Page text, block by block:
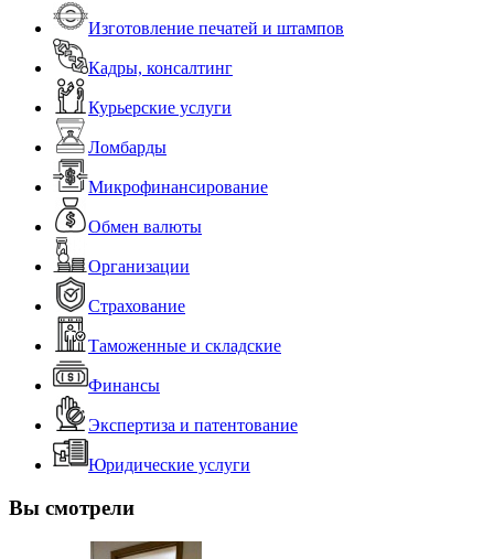
Изготовление печатей и штампов
Кадры, консалтинг
Курьерские услуги
Ломбарды
Микрофинансирование
Обмен валюты
Организации
Страхование
Таможенные и складские
Финансы
Экспертиза и патентование
Юридические услуги
Вы смотрели